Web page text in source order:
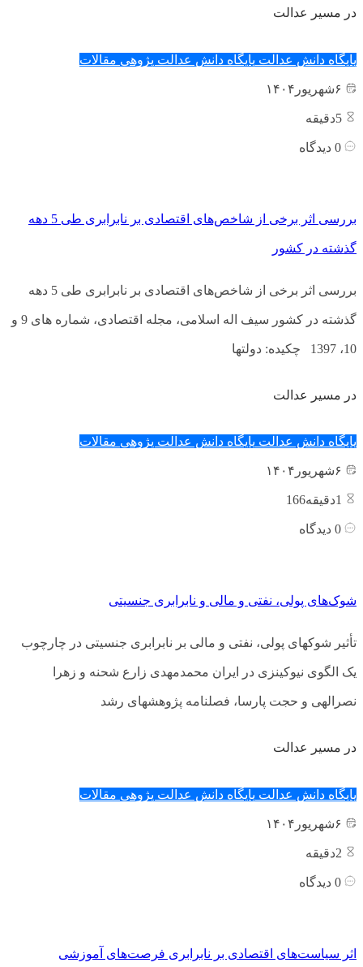
در مسیر عدالت
پایگاه دانش عدالت پایگاه دانش عدالت پژوهی مقالات
شهریور ۱۴۰۴
دقیقه
دیدگاه
بررسی اثر برخی از شاخص­‌های اقتصادی بر نابرابری طی 5 دهه
گذشته در کشور
بررسی اثر برخی از شاخص­‌های اقتصادی بر نابرابری طی 5 دهه
گذشته در کشور سیف­ اله اسلامی، مجله اقتصادی، شماره ­های 9 و
10، 1397 چکیده: دولتها
در مسیر عدالت
پایگاه دانش عدالت پایگاه دانش عدالت پژوهی مقالات
شهریور ۱۴۰۴
دقیقه166
دیدگاه
شوک‌های پولی، نفتی و مالی و نابرابری جنسیتی
تأثیر شوک­های پولی، نفتی و مالی بر نابرابری جنسیتی در چارچوب
یک الگوی نیوکینزی در ایران محمدمهدی زارع شحنه و زهرا
نصرالهی و حجت پارسا، فصل­نامه پژوهش­های رشد
در مسیر عدالت
پایگاه دانش عدالت پایگاه دانش عدالت پژوهی مقالات
شهریور ۱۴۰۴
دقیقه
دیدگاه
اثر سیاست‌های اقتصادی بر نابرابری فرصت‌های آموزشی